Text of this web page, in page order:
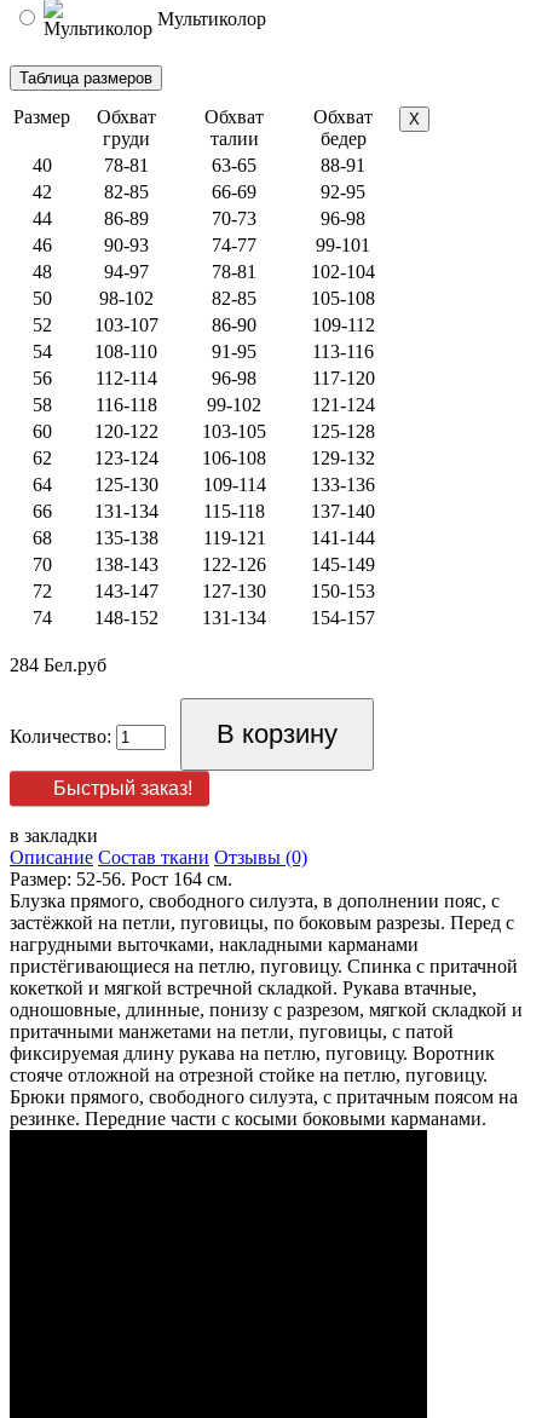
Мультиколор
Размер
Обхват
груди
Обхват
талии
Обхват
бедер
X
40 78-81 63-65
88-91
42
82-85 66-69
92-95
44
86-89 70-73
96-98
46
90-93 74-77
99-101
48
94-97 78-81
102-104
50
98-102 82-85
105-108
52
103-107 86-90
109-112
54
108-110 91-95
113-116
56
112-114 96-98
117-120
58
116-118 99-102
121-124
60
120-122 103-105
125-128
62
123-124 106-108
129-132
64
125-130 109-114
133-136
66
131-134 115-118
137-140
68
135-138 119-121
141-144
70
138-143 122-126
145-149
72
143-147 127-130
150-153
74
148-152 131-134 154-157
284 Бел.руб
Количество:
Быстрый заказ!
в закладки
Описание Состав ткани Отзывы (0)
Размер: 52-56. Рост 164 см.
Блузка прямого, свободного силуэта, в дополнении пояс, с
застёжкой на петли, пуговицы, по боковым разрезы. Перед с
нагрудными выточками, накладными карманами
пристёгивающиеся на петлю, пуговицу. Спинка с притачной
кокеткой и мягкой встречной складкой. Рукава втачные,
одношовные, длинные, понизу с разрезом, мягкой складкой и
притачными манжетами на петли, пуговицы, с патой
фиксируемая длину рукава на петлю, пуговицу. Воротник
стояче отложной на отрезной стойке на петлю, пуговицу.
Брюки прямого, свободного силуэта, с притачным поясом на
резинке. Передние части с косыми боковыми карманами.